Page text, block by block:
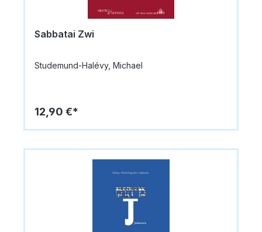
Sabbatai Zwi
Studemund-Halévy, Michael
12,90 €*